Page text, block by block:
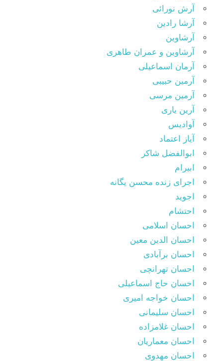
آرش نورائی
آرشا رادین
آرشاوین
آرشاوین و عمران طاهری
آرمان اسماعیلی
آرمین حبیبی
آرمین مرسی
آرین یاری
آوادیس
آیاز اعتماد
ابوالفضل شاکر
ابیرام
اجرای زنده محسن یگانه
اجوید
احتشام
احسان اسلامی
احسان الدین معین
احسان برآبادی
احسان تهرانچی
احسان حاج اسماعیلی
احسان خواجه امیری
احسان سلیمانی
احسان غلامزاده
احسان معماریان
احسان مهدوی